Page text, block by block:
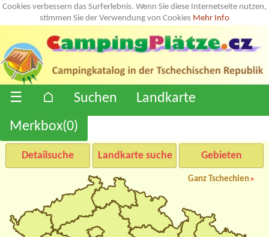
Cookies verbessern das Surferlebnis. Wenn Sie diese Internetseite nutzen,
stimmen Sie der Verwendung von Cookies Mehr Info
☰ ⌂ Suchen
Landkarte
Merkbox(0)
Detailsuche Landkarte suche Gebieten
Ganz Tschechien»